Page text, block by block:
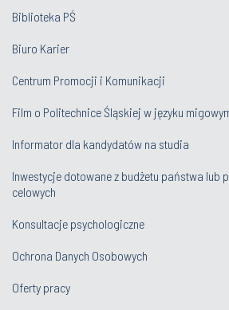
Biblioteka PŚ
Biuro Karier
Centrum Promocji i Komunikacji
Film o Politechnice Śląskiej w języku
Informator dla kandydatów na studia
Inwestycje dotowane z budżetu państwa lub
celowych
Konsultacje psychologiczne
Ochrona Danych Osobowych
Oferty pracy